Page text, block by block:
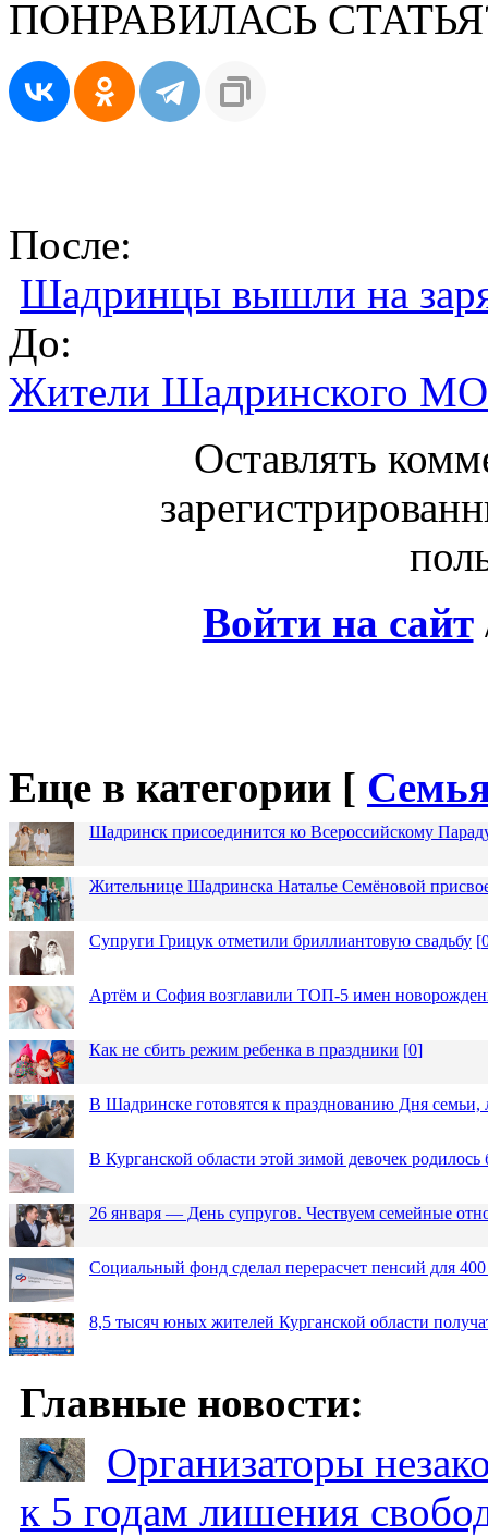
ПОНРАВИЛАСЬ
После:
Шадринцы вышли на
До:
Жители Шадринского МО
Оставлять
Войти на сайт
Еще в категории [
Шадринск присоединится ко Всероссийскому
Жительнице Шадринска Наталье Семёновой
Супруги Грицук отметили бриллиантовую свадьбу [
Артём и София возглавили ТОП-5 имен
Как не сбить режим ребенка в праздники [0]
В Шадринске готовятся к празднованию Дня семьи,
В Курганской области этой зимой девочек
26 января — День супругов. Чествуем семейные
Социальный фонд сделал перерасчет пенсий для
8,5 тысяч юных жителей Курганской области
Главные новости:
Организаторы
к 5 годам лишения